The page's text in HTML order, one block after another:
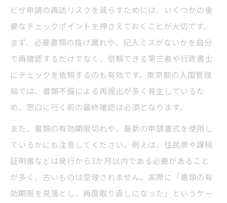
ビザ申請の再訪リスクを減らすためには、いくつかの重
要なチェックポイントを押さえておくことが大切です。
まず、必要書類の抜け漏れや、記入ミスがないかを自分
で再確認するだけでなく、信頼できる第三者や行政書士
にチェックを依頼するのも有効です。東京都の入国管理
局では、書類不備による再提出が多く発生しているた
め、窓口に行く前の最終確認は必須となります。
また、書類の有効期限切れや、最新の申請書式を使用し
ているかにも注意してください。例えば、住民票や課税
証明書などは発行から3か月以内である必要があること
が多く、古いものは受理されません。実際に「書類の有
効期限を見落とし、再度取り直しになった」というケー